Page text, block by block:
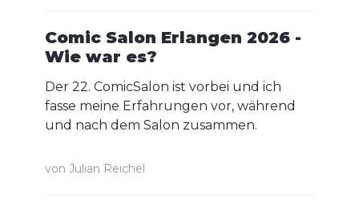
Comic Salon Erlangen 2026 -
Wie war es?
Der 22. ComicSalon ist vorbei und ich
fasse meine Erfahrungen vor, während
und nach dem Salon zusammen.
von Julian Reichel